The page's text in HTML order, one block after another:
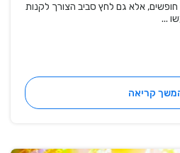
אלא גם לחץ סביב הצורך לקנות
...
קריאה